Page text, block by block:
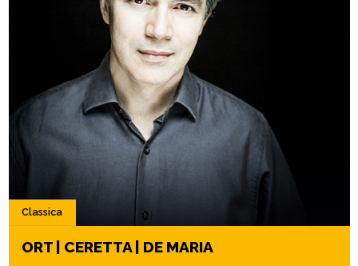
Classica
ORT | CERETTA | DE MARIA